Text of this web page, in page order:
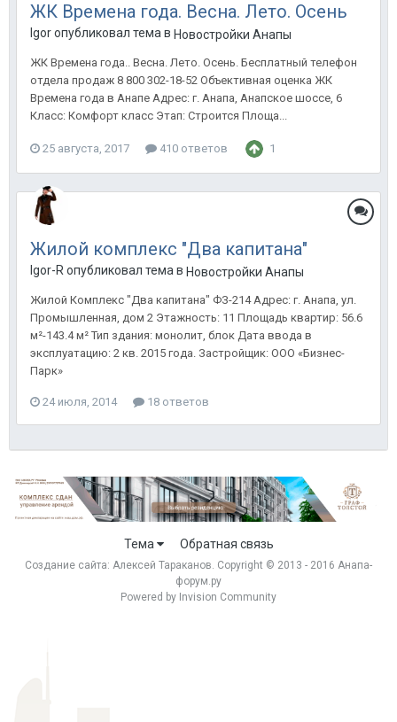
ЖК Времена года. Весна. Лето. Осень
Igor опубликовал тема в Новостройки Анапы
ЖК Времена года.. Весна. Лето. Осень. Бесплатный телефон
отдела продаж 8 800 302-18-52 Объективная оценка ЖК
Времена года в Анапе Адрес: г. Анапа, Анапское шоссе, 6
Класс: Комфорт класс Этап: Строится Площа...
25 августа, 2017 410 ответов 1
Жилой комплекс "Два капитана"
Igor-R опубликовал тема в Новостройки Анапы
Жилой Комплекс "Два капитана" ФЗ-214 Адрес: г. Анапа, ул.
Промышленная, дом 2 Этажность: 11 Площадь квартир: 56.6
м²-143.4 м² Тип здания: монолит, блок Дата ввода в
эксплуатацию: 2 кв. 2015 года. Застройщик: ООО «Бизнес-
Парк»
24 июля, 2014 18 ответов
Тема Обратная связь
Создание сайта: Алексей Тараканов . Copyright © 2013 - 2016 Анапа-
форум.ру
Powered by Invision Community